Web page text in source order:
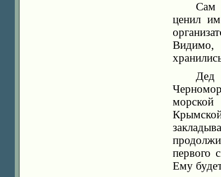
Сам
ценил
морской
первого
Ему